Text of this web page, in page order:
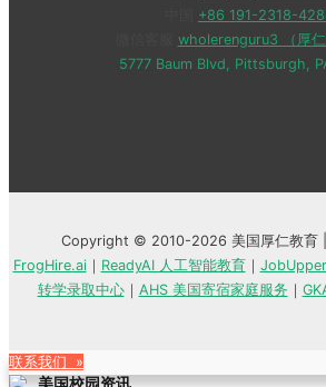
+86 191-2318-
wholerenguru3 （厚仁
5777 Baum Blvd, Pittsburgh,
Copyright © 2010-2026 美国厚仁教育 |
FrogHire.ai｜ ReadyAI 人工智能教育｜
转学录取中心｜ AHS 美国寄宿家庭服务 ｜
联系我们 »
美国校园资讯